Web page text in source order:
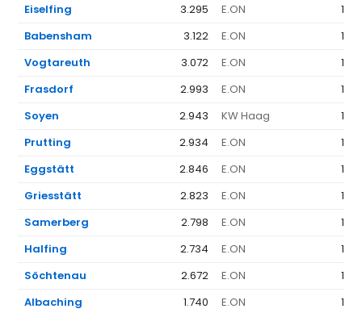
Eiselfing
3.295 E.ON
Babensham
3.122 E.ON
Vogtareuth
3.072 E.ON
Frasdorf
2.993 E.ON
Soyen
2.943 KW Haag
Prutting
2.934 E.ON
Eggstätt
2.846 E.ON
Griesstätt
2.823 E.ON
Samerberg
2.798 E.ON
Halfing
2.734 E.ON
Söchtenau
2.672 E.ON
Albaching
1.740 E.ON